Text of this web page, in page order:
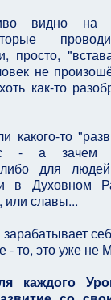
видно на
просто,
не
как-то
какого-то
- а зачем
либо для
в Духовном
или славы...
- то, это уже не
каждого